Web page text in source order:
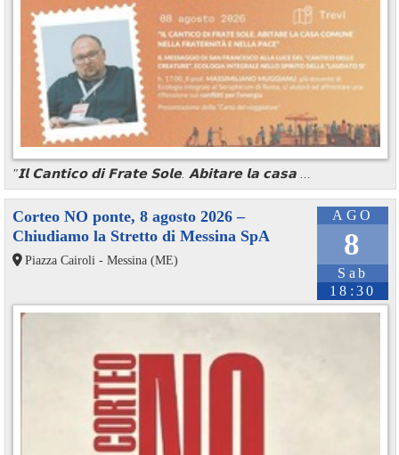
"𝗜𝗹 𝗖𝗮𝗻𝘁𝗶𝗰𝗼 𝗱𝗶 𝗙𝗿𝗮𝘁𝗲 𝗦𝗼𝗹𝗲. 𝗔𝗯𝗶𝘁𝗮𝗿𝗲 𝗹𝗮 𝗰𝗮𝘀𝗮 ...
AGO
8
Sab
18:30
Corteo NO ponte, 8 agosto 2026 –
Chiudiamo la Stretto di Messina SpA
Piazza Cairoli - Messina (ME)